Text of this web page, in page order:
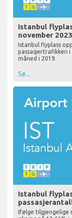
Istanbul
november
Istanbul flyplass
passasjertrafikken
måned i 2019.
Se...
Istanbul
Ifølge tilgjengelige